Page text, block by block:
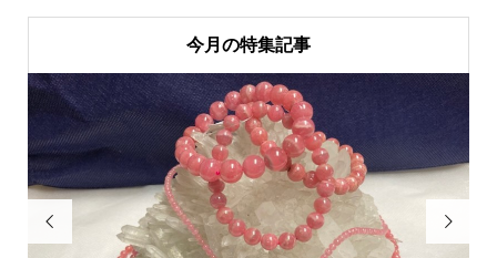
今月の特集記事
 